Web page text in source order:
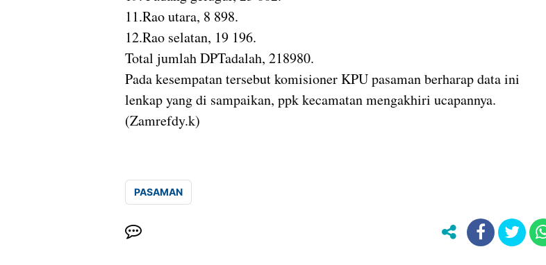
11.Rao utara, 8 898.
12.Rao selatan, 19 196.
Total jumlah DPTadalah, 218980.
Pada kesempatan tersebut komisioner KPU pasaman berharap data ini
lenkap yang di sampaikan, ppk kecamatan mengakhiri ucapannya.
(Zamrefdy.k)
PASAMAN